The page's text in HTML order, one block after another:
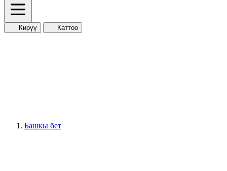
Кирүү Каттоо
Башкы бет